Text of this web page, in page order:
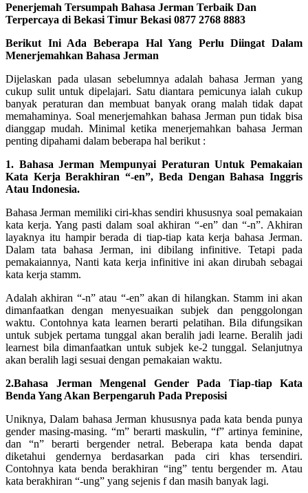
Penerjemah Tersumpah Bahasa Jerman Terbaik Dan
Terpercaya di Bekasi Timur Bekasi 0877 2768 8883
Berikut Ini Ada Beberapa Hal Yang Perlu Diingat Dalam
Menerjemahkan Bahasa Jerman
Dijelaskan pada ulasan sebelumnya adalah bahasa Jerman yang
cukup sulit untuk dipelajari. Satu diantara pemicunya ialah cukup
banyak peraturan dan membuat banyak orang malah tidak dapat
memahaminya. Soal menerjemahkan bahasa Jerman pun tidak bisa
dianggap mudah. Minimal ketika menerjemahkan bahasa Jerman
penting dipahami dalam beberapa hal berikut :
1. Bahasa Jerman Mempunyai Peraturan Untuk Pemakaian
Kata Kerja Berakhiran “-en”, Beda Dengan Bahasa Inggris
Atau Indonesia.
Bahasa Jerman memiliki ciri-khas sendiri khususnya soal pemakaian
kata kerja. Yang pasti dalam soal akhiran “-en” dan “-n”. Akhiran
layaknya itu hampir berada di tiap-tiap kata kerja bahasa Jerman.
Dalam tata bahasa Jerman, ini dibilang infinitive. Tetapi pada
pemakaiannya, Nanti kata kerja infinitive ini akan dirubah sebagai
kata kerja stamm.
Adalah akhiran “-n” atau “-en” akan di hilangkan. Stamm ini akan
dimanfaatkan dengan menyesuaikan subjek dan penggolongan
waktu. Contohnya kata learnen berarti pelatihan. Bila difungsikan
untuk subjek pertama tunggal akan beralih jadi learne. Beralih jadi
learnest bila dimanfaatkan untuk subjek ke-2 tunggal. Selanjutnya
akan beralih lagi sesuai dengan pemakaian waktu.
2.Bahasa Jerman Mengenal Gender Pada Tiap-tiap Kata
Benda Yang Akan Berpengaruh Pada Preposisi
Uniknya, Dalam bahasa Jerman khususnya pada kata benda punya
gender masing-masing. “m” berarti maskulin, “f” artinya feminine,
dan “n” berarti bergender netral. Beberapa kata benda dapat
diketahui gendernya berdasarkan pada ciri khas tersendiri.
Contohnya kata benda berakhiran “ing” tentu bergender m. Atau
kata berakhiran “-ung” yang sejenis f dan masih banyak lagi.